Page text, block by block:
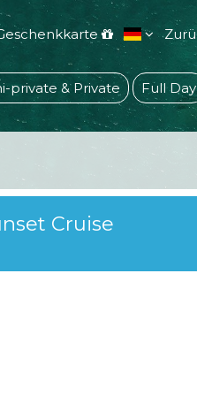
private & Private Full Day
Cruise